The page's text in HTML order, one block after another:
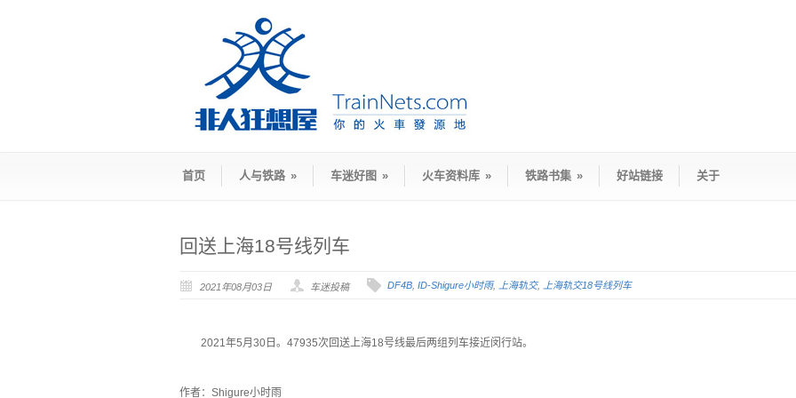
首页 人与铁路 » 车迷好图 » 火车资料库 » 铁路书集 » 好站链接 关于
回送上海18号线列车
2021年08月03日 车迷投稿 DF4B ID-Shigure小时雨, 上海轨交, 上海轨交18号线列车
2021年5月30日。47935次回送上海18号线最后两组列车接近闵行站。
作者：Shigure小时雨